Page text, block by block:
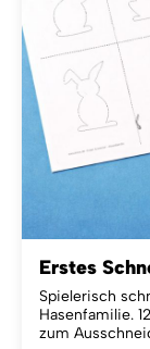
Erstes
Spielerisch
Hasenfamilie.
zum